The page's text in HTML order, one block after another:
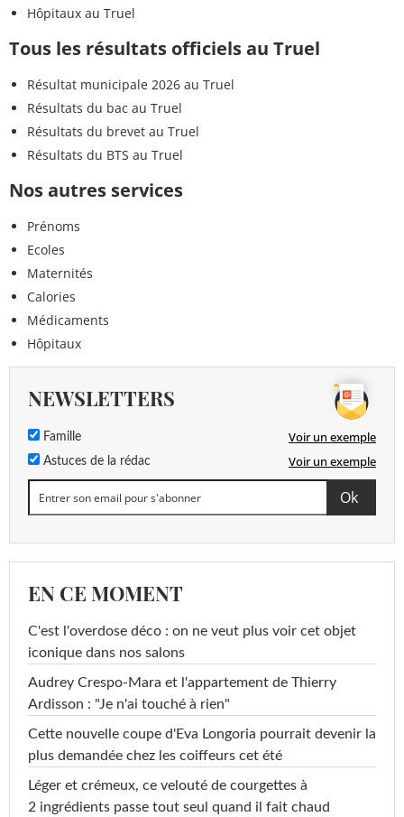
Hôpitaux au Truel
Tous les résultats officiels au Truel
Résultat municipale 2026 au Truel
Résultats du bac au Truel
Résultats du brevet au Truel
Résultats du BTS au Truel
Nos autres services
Prénoms
Ecoles
Maternités
Calories
Médicaments
Hôpitaux
NEWSLETTERS
Famille Voir un exemple
Astuces de la rédac Voir un exemple
EN CE MOMENT
C'est l'overdose déco : on ne veut plus voir cet objet
iconique dans nos salons
Audrey Crespo-Mara et l'appartement de Thierry
Ardisson : "Je n'ai touché à rien"
Cette nouvelle coupe d'Eva Longoria pourrait devenir la
plus demandée chez les coiffeurs cet été
Léger et crémeux, ce velouté de courgettes à
2 ingrédients passe tout seul quand il fait chaud